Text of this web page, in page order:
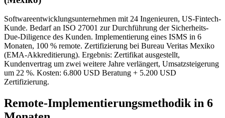
Softwareentwicklungsunternehmen mit 24 Ingenieuren, US-Fintech-
Kunde. Bedarf an ISO 27001 zur Durchführung der Sicherheits-
Due-Diligence des Kunden. Implementierung eines ISMS in 6
Monaten, 100 % remote. Zertifizierung bei Bureau Veritas Mexiko
(EMA-Akkreditierung). Ergebnis: Zertifikat ausgestellt,
Kundenvertrag um zwei weitere Jahre verlängert, Umsatzsteigerung
um 22 %. Kosten: 6.800 USD Beratung + 5.200 USD
Zertifizierung.
Remote-Implementierungsmethodik in 6